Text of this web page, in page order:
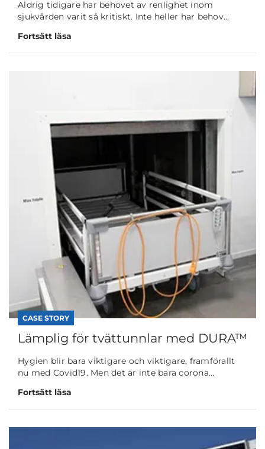
Aldrig tidigare har behovet av renlighet inom
sjukvården varit så kritiskt. Inte heller har behov...
Fortsätt läsa
CASE STORY
Lämplig för tvättunnlar med DURA™
Hygien blir bara viktigare och viktigare, framförallt
nu med Covid19. Men det är inte bara corona...
Fortsätt läsa